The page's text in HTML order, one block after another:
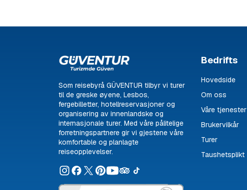
Som reisebyrå GÜVENTUR tilbyr vi turer
til de greske øyene, Lesbos,
fergebilletter, hotellreservasjoner og
organisering av innenlandske og
internasjonale turer. Med våre pålitelige
forretningspartnere gir vi gjestene våre
komfortable og planlagte
reiseopplevelser.
Bedrifts
Hovedside
Om oss
Våre tjenester
Brukervilkår
Turer
Taushetsplikt